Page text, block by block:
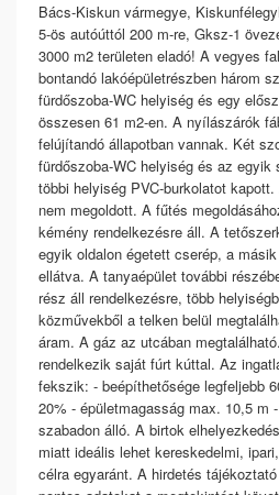
Bács-Kiskun vármegye,
5-ös autóúttól 200 m-re, Gksz-1
3000 m2 területen eladó! A vegyes
bontandó lakóépületrészben három
fürdőszoba-WC helyiség és egy
összesen 61 m2-en. A nyílászárók
felújítandó állapotban vannak. Két
fürdőszoba-WC helyiség és az egyik
többi helyiség PVC-burkolatot
nem megoldott. A fűtés
kémény rendelkezésre áll. A
egyik oldalon égetett cserép, a
ellátva. A tanyaépület további
rész áll rendelkezésre, több
közművekből a telken belül
áram. A gáz az utcában
rendelkezik saját fúrt kúttal. Az
fekszik: - beépíthetősége legfeljebb
20% - épületmagasság max. 10,5 m
szabadon álló. A birtok
miatt ideális lehet kereskedelmi,
célra egyaránt. A hirdetés